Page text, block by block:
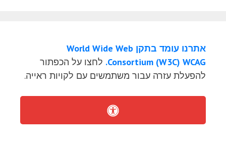
אתרנו עומד בתקן World Wide Web
Consortium (W3C) WCAG. לחצו על הכפתור
להפעלת עזרה עבור משתמשים עם לקויות ראייה.